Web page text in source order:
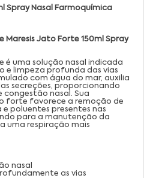
Spray Nasal Farmoquímica
Maresis Jato Forte 150ml Spray
é uma solução nasal indicada
e limpeza profunda das vias
com água do mar, auxilia
secreções, proporcionando
congestão nasal. Sua
forte favorece a remoção de
e poluentes presentes nas
para a manutenção da
uma respiração mais
nasal
as vias